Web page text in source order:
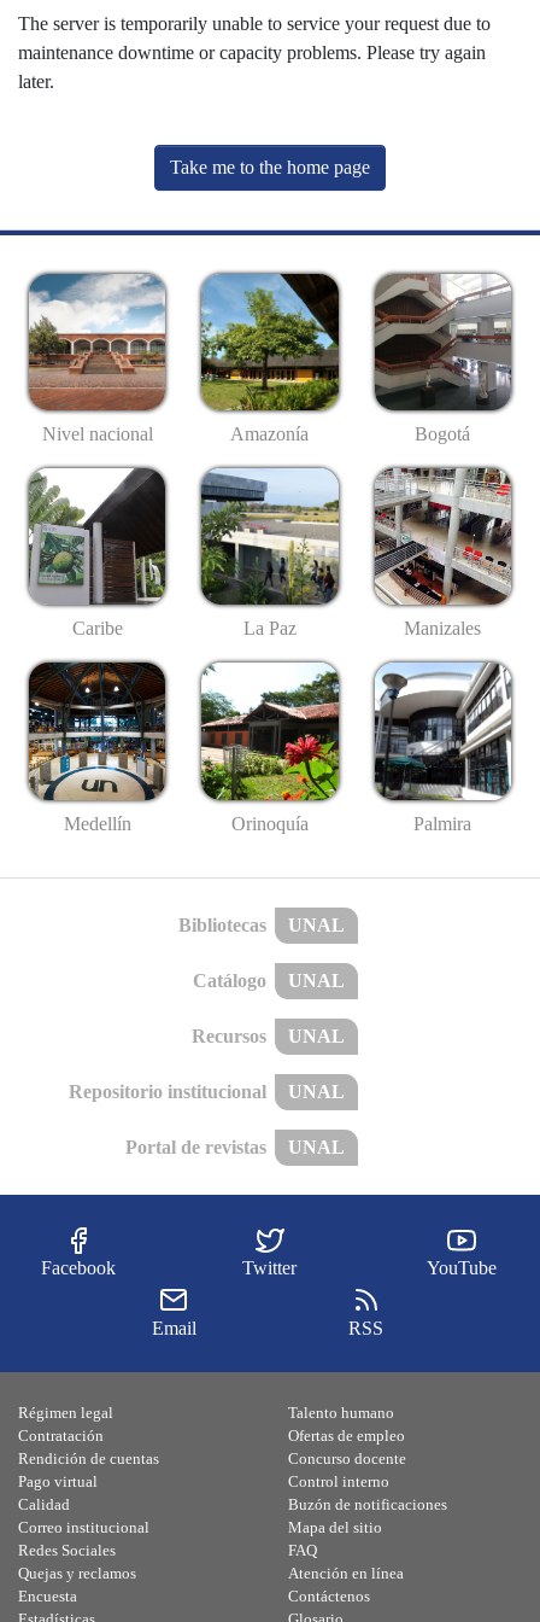
The server is temporarily unable to service your request due to
maintenance downtime or capacity problems. Please try again
later.
Take me to the home page
Nivel nacional Amazonía Bogotá
Caribe La Paz Manizales
Medellín Orinoquía Palmira
Bibliotecas UNAL
Catálogo UNAL
Recursos UNAL
Repositorio institucional UNAL
Portal de revistas UNAL
Facebook Twitter YouTube
Email RSS
Régimen legal
Contratación
Rendición de cuentas
Pago virtual
Calidad
Talento humano
Ofertas de empleo
Concurso docente
Control interno
Buzón de notificaciones
Correo institucional
Redes Sociales
Quejas y reclamos
Encuesta
Mapa del sitio
FAQ
Atención en línea
Contáctenos